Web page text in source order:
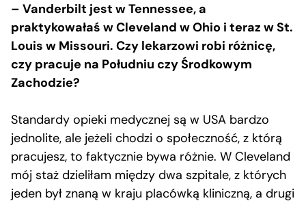
– Vanderbilt jest w Tennessee, a
praktykowałaś w Cleveland w Ohio i teraz w St.
Louis w Missouri. Czy lekarzowi robi różnicę,
czy pracuje na Południu czy Środkowym
Zachodzie?
Standardy opieki medycznej są w USA bardzo
jednolite, ale jeżeli chodzi o społeczność, z którą
pracujesz, to faktycznie bywa różnie. W Cleveland
mój staż dzieliłam między dwa szpitale, z których
jeden był znaną w kraju placówką kliniczną, a drugi